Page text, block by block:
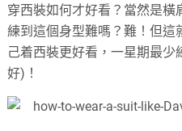
穿西裝如何才好看？當然是
練到這個身型難嗎？難！但這
己着西裝更好看，一星期最少
好)！